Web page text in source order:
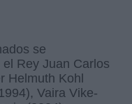
se
Rey Juan Carlos
Helmuth Kohl
Vaira Vike-